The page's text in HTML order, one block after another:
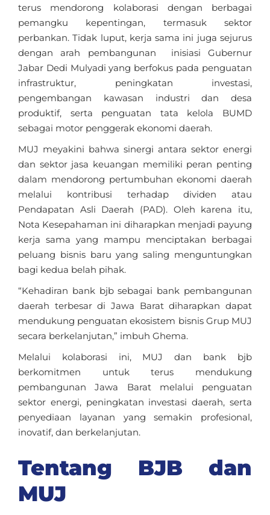
terus mendorong kolaborasi dengan berbagai
pemangku kepentingan, termasuk sektor
perbankan. Tidak luput, kerja sama ini juga sejurus
dengan arah pembangunan inisiasi Gubernur
Jabar Dedi Mulyadi yang berfokus pada penguatan
infrastruktur, peningkatan investasi,
pengembangan kawasan industri dan desa
produktif, serta penguatan tata kelola BUMD
sebagai motor penggerak ekonomi daerah.
MUJ meyakini bahwa sinergi antara sektor energi
dan sektor jasa keuangan memiliki peran penting
dalam mendorong pertumbuhan ekonomi daerah
melalui kontribusi terhadap dividen atau
Pendapatan Asli Daerah (PAD). Oleh karena itu,
Nota Kesepahaman ini diharapkan menjadi payung
kerja sama yang mampu menciptakan berbagai
peluang bisnis baru yang saling menguntungkan
bagi kedua belah pihak.
“Kehadiran bank bjb sebagai bank pembangunan
daerah terbesar di Jawa Barat diharapkan dapat
mendukung penguatan ekosistem bisnis Grup MUJ
secara berkelanjutan,” imbuh Ghema.
Melalui kolaborasi ini, MUJ dan bank bjb
berkomitmen untuk terus mendukung
pembangunan Jawa Barat melalui penguatan
sektor energi, peningkatan investasi daerah, serta
penyediaan layanan yang semakin profesional,
inovatif, dan berkelanjutan.
Tentang BJB dan
MUJ